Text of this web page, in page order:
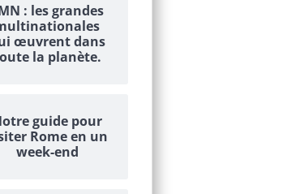
: les grandes
œuvrent dans
la planète.
guide pour
Rome en un
week-end